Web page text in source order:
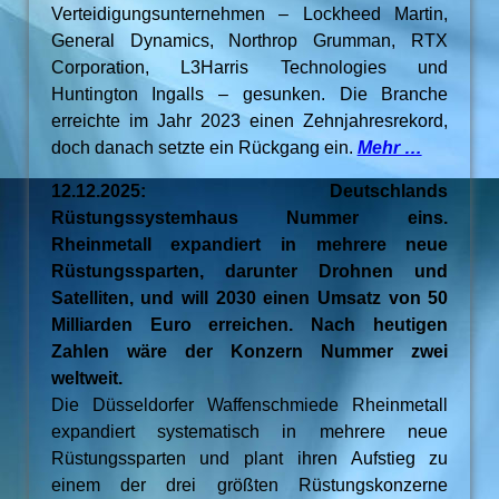
Verteidigungsunternehmen – Lockheed Martin,
General Dynamics, Northrop Grumman, RTX
Corporation, L3Harris Technologies und
Huntington Ingalls – gesunken. Die Branche
erreichte im Jahr 2023 einen Zehnjahresrekord,
doch danach setzte ein Rückgang ein. Mehr …
12.12.2025: Deutschlands
Rüstungssystemhaus Nummer eins.
Rheinmetall expandiert in mehrere neue
Rüstungssparten, darunter Drohnen und
Satelliten, und will 2030 einen Umsatz von 50
Milliarden Euro erreichen. Nach heutigen
Zahlen wäre der Konzern Nummer zwei
weltweit.
Die Düsseldorfer Waffenschmiede Rheinmetall
expandiert systematisch in mehrere neue
Rüstungssparten und plant ihren Aufstieg zu
einem der drei größten Rüstungskonzerne